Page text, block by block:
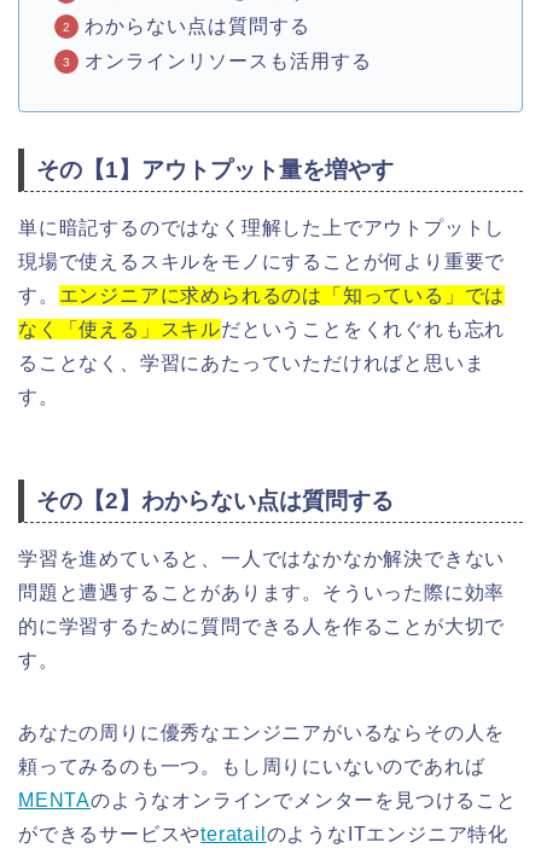
わからない点は質問する
オンラインリソースも活用する
その【1】アウトプット量を増やす
単に暗記するのではなく理解した上でアウトプットし
現場で使えるスキルをモノにすることが何より重要で
す。 エンジニアに求められるのは「知っている」では
なく「使える」スキルだということをくれぐれも忘れ
ることなく、学習にあたっていただければと思いま
す。
その【2】わからない点は質問する
学習を進めていると、一人ではなかなか解決できない
問題と遭遇することがあります。そういった際に効率
的に学習するために質問できる人を作ることが大切で
す。
あなたの周りに優秀なエンジニアがいるならその人を
頼ってみるのも一つ。もし周りにいないのであれば
MENTAのようなオンラインでメンターを見つけること
ができるサービスやteratail のようなITエンジニア特化